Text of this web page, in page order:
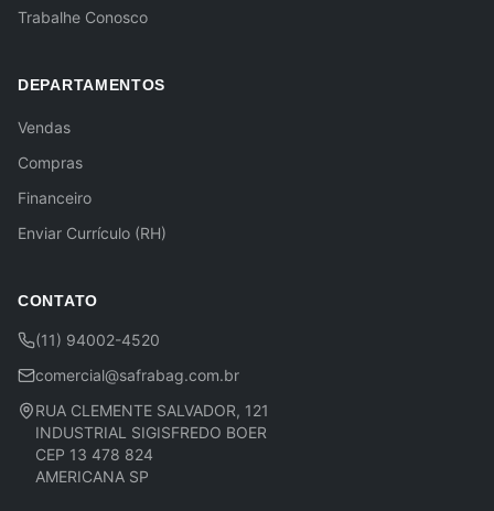
Trabalhe Conosco
DEPARTAMENTOS
Vendas
Compras
Financeiro
Enviar Currículo (RH)
CONTATO
(11) 94002-4520
comercial@safrabag.com.br
RUA CLEMENTE SALVADOR, 121
INDUSTRIAL SIGISFREDO BOER
CEP 13 478 824
AMERICANA SP